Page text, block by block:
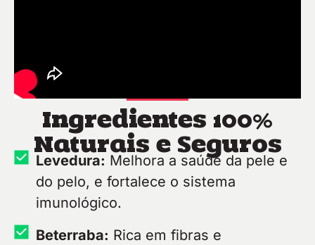
Ingredientes 100%
Naturais e Seguros
Levedura: Melhora a saúde da pele e
do pelo, e fortalece o sistema
imunológico.
Beterraba: Rica em fibras e